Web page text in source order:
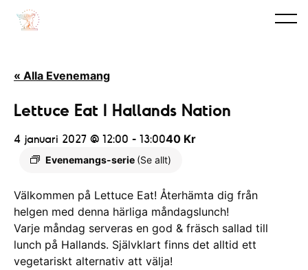
« Alla Evenemang
Lettuce Eat I Hallands Nation
4 januari 2027 @ 12:00 - 13:00
Evenemangs-serie (Se allt)
40 Kr
Välkommen på Lettuce Eat! Återhämta dig från
helgen med denna härliga måndagslunch!
Varje måndag serveras en god & fräsch sallad till
lunch på Hallands. Självklart finns det alltid ett
vegetariskt alternativ att välja!